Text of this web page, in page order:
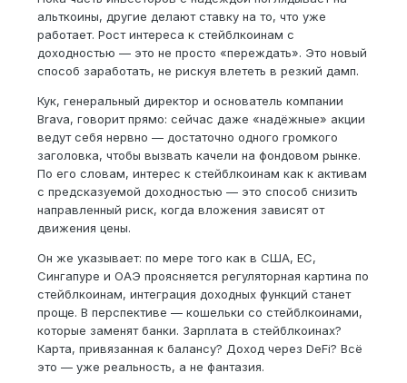
альткоины, другие делают ставку на то, что уже
работает. Рост интереса к стейблкоинам с
доходностью — это не просто «переждать». Это новый
способ заработать, не рискуя влететь в резкий дамп.
Кук, генеральный директор и основатель компании
Brava, говорит прямо: сейчас даже «надёжные» акции
ведут себя нервно — достаточно одного громкого
заголовка, чтобы вызвать качели на фондовом рынке.
По его словам, интерес к стейблкоинам как к активам
с предсказуемой доходностью — это способ снизить
направленный риск, когда вложения зависят от
движения цены.
Он же указывает: по мере того как в США, ЕС,
Сингапуре и ОАЭ проясняется регуляторная картина по
стейблкоинам, интеграция доходных функций станет
проще. В перспективе — кошельки со стейблкоинами,
которые заменят банки. Зарплата в стейблкоинах?
Карта, привязанная к балансу? Доход через DeFi? Всё
это — уже реальность, а не фантазия.